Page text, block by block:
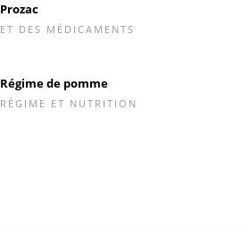
Prozac
ET DES MÉDICAMENTS
Régime de pomme
RÉGIME ET NUTRITION